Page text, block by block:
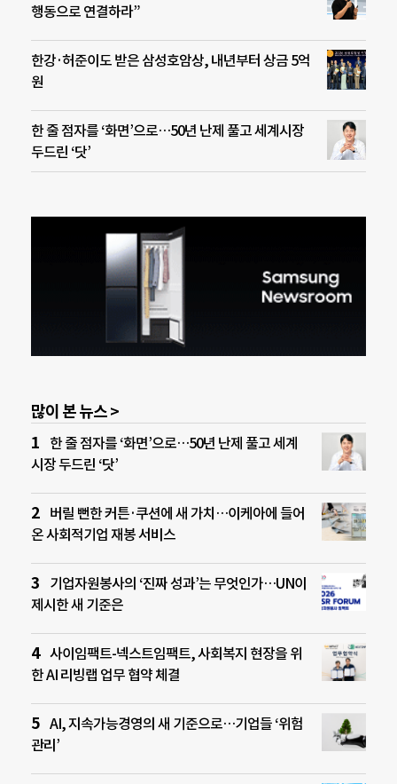
행동으로 연결하라”
한강·허준이도 받은 삼성호암상, 내년부터 상금 5억
원
한 줄 점자를 ‘화면’으로…50년 난제 풀고 세계시장
두드린 ‘닷’
많이 본 뉴스 >
한 줄 점자를 ‘화면’으로…50년 난제 풀고 세계
시장 두드린 ‘닷’
버릴 뻔한 커튼·쿠션에 새 가치…이케아에 들어
온 사회적기업 재봉 서비스
기업자원봉사의 ‘진짜 성과’는 무엇인가…UN이
제시한 새 기준은
사이임팩트-넥스트임팩트, 사회복지 현장을 위
한 AI 리빙랩 업무 협약 체결
AI, 지속가능경영의 새 기준으로…기업들 ‘위험
관리’